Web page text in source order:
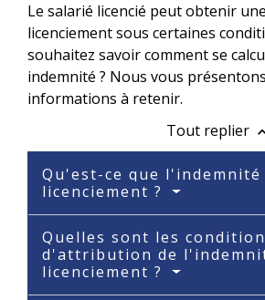
Le salarié licencié peut obtenir
licenciement sous certaines
souhaitez savoir comment se
indemnité ? Nous vous
informations à retenir.
Tout replier
Qu'est-ce que l'indemnité
licenciement ?
Quelles sont les
d'attribution de
licenciement ?